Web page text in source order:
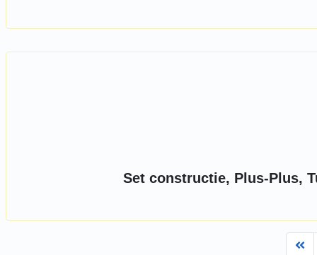
Set constructie, Plus-Plus,